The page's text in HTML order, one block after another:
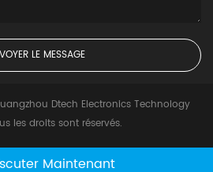
Dtech Electronics Technology
les droits sont réservés.
Maintenant